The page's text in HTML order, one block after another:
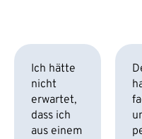
Ich hätte
nicht
erwartet,
dass ich
aus einem